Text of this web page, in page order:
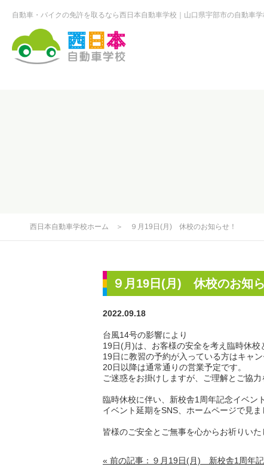
自動車・バイクの免許を取るなら西日本自動車学校 山口県宇部市の自動車学
西日本自動車学校ホーム ＞ ９月19日(月) 休校のお知らせ！
９月19日(月) 休校のお知ら
2022.09.18
台風14号の影響により
19日(月)は、お客様の安全を考え臨時休校
19日に教習の予約が入っている方はキャン
20日以降は通常通りの営業予定です。
ご迷惑をお掛けしますが、ご理解とご協力
臨時休校に伴い、新校舎1周年記念イベン
イベント延期をSNS、ホームページで見
皆様のご安全とご無事を心からお祈りいた
« 前の記事：９月19日(月) 新校舎1周年記